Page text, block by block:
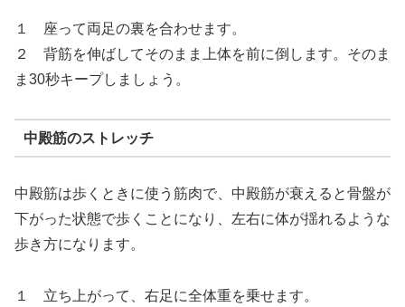
１ 座って両足の裏を合わせます。
２ 背筋を伸ばしてそのまま上体を前に倒します。そのま
ま30秒キープしましょう。
中殿筋のストレッチ
中殿筋は歩くときに使う筋肉で、中殿筋が衰えると骨盤が
下がった状態で歩くことになり、左右に体が揺れるような
歩き方になります。
１ 立ち上がって、右足に全体重を乗せます。